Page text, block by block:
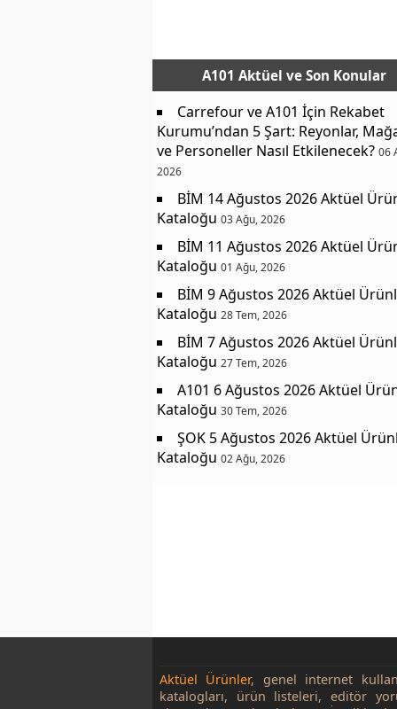
A101 Aktüel ve Son Konular
Carrefour ve A101 İçin Rekabet
Kurumu’ndan 5 Şart: Reyonlar,
ve Personeller Nasıl Etkilenecek? 06
2026
BİM 14 Ağustos 2026 Aktüel
Kataloğu 03 Ağu, 2026
BİM 11 Ağustos 2026 Aktüel
Kataloğu 01 Ağu, 2026
BİM 9 Ağustos 2026 Aktüel
Kataloğu 28 Tem, 2026
BİM 7 Ağustos 2026 Aktüel
Kataloğu 27 Tem, 2026
A101 6 Ağustos 2026 Aktüel
Kataloğu 30 Tem, 2026
ŞOK 5 Ağustos 2026 Aktüel
Kataloğu 02 Ağu, 2026
Aktüel Ürünler, genel internet
katalogları, ürün listeleri, editör